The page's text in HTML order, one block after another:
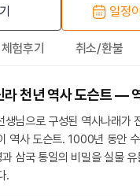
일정
체험후기 취소/환불
라 천년 역사 도슨트 —
생님으로 구성된 역사나래가
역사 도슨트. 1000년 동안
과 삼국 통일의 비밀을 실물 유
.